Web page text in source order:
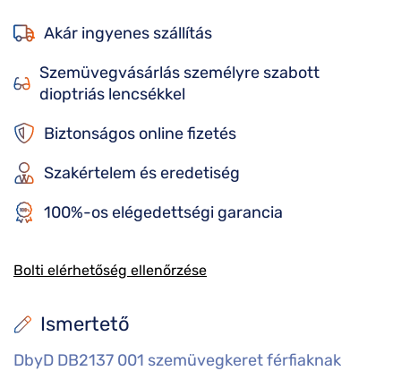
Ismertető
DbyD DB2137 001 szemüvegkeret férfiaknak
Akár ingyenes szállítás
Szemüvegvásárlás személyre szabott
dioptriás lencsékkel
Biztonságos online fizetés
Szakértelem és eredetiség
100%-os elégedettségi garancia
Bolti elérhetőség ellenőrzése